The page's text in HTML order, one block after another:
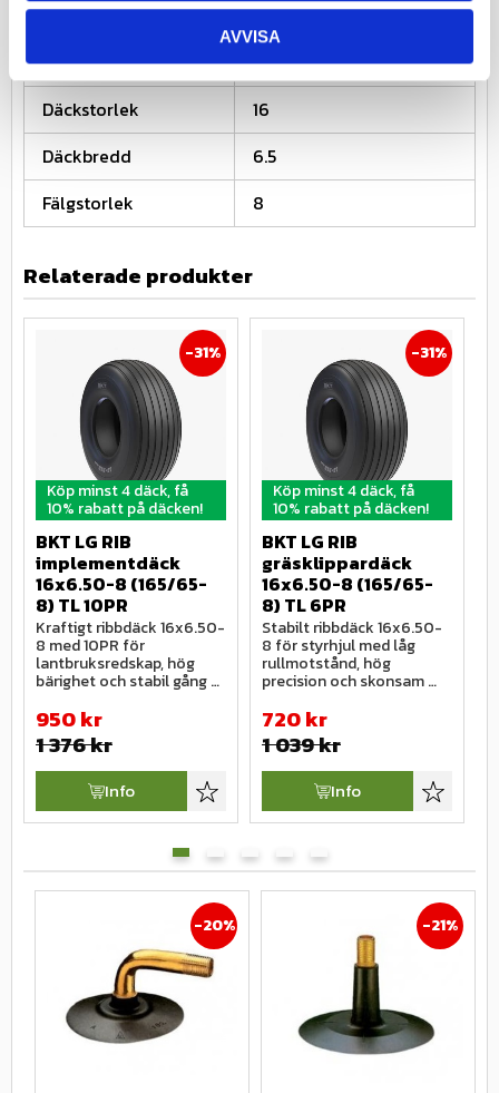
AVVISADäcket kräver ingen
slang (TL)
Däckstorlek
16
Däckbredd
6.5
Fälgstorlek
8
Relaterade produkter
Köp minst 4 däck, få
10% rabatt på däcken!
BKT LG RIB
implementdäck
16x6.50-8 (165/65-
8) TL 10PR
Kraftigt ribbdäck 16x6.50-
8 med 10PR för
lantbruksredskap, hög
bärighet och stabil gång
950kr
1 376kr
31%
Lägg till i favoriter
Info
Köp minst 4 däck, få
10% rabatt på däcken!
BKT LG RIB
gräsklippardäck
16x6.50-8 (165/65-
8) TL 6PR
Stabilt ribbdäck 16x6.50-
8 för styrhjul med låg
rullmotstånd, hög
precision och skonsam
720kr
1 039kr
31%
Lägg till
Info
20% 21%